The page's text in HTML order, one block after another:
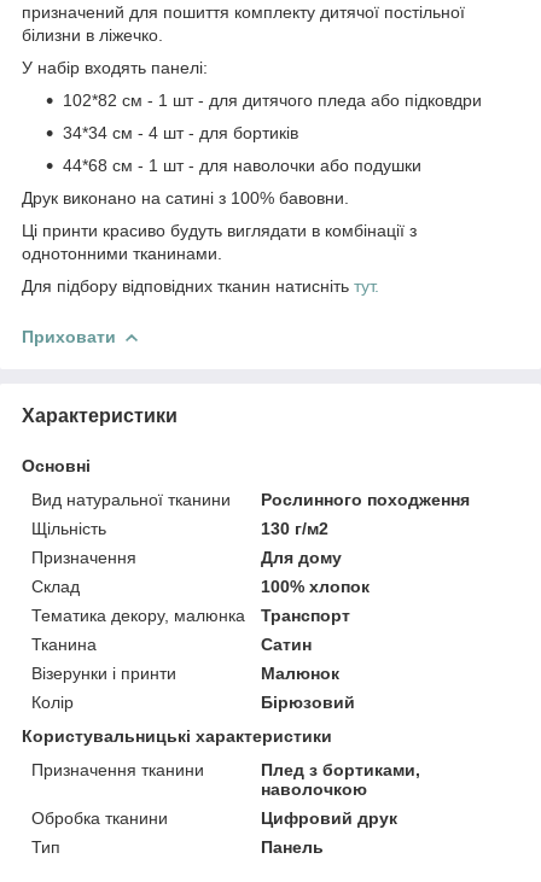
призначений для пошиття комплекту дитячої постільної
білизни в ліжечко.
У набір входять панелі:
102*82 см - 1 шт - для дитячого пледа або підковдри
34*34 см - 4 шт - для бортиків
44*68 см - 1 шт - для наволочки або подушки
Друк виконано на сатині з 100% бавовни.
Ці принти красиво будуть виглядати в комбінації з
однотонними тканинами.
Для підбору відповідних тканин натисніть тут.
Приховати
Характеристики
Основні
Вид натуральної тканини
Рослинного походження
Щільність
130 г/м2
Призначення
Для дому
Склад
100% хлопок
Тематика декору, малюнка
Транспорт
Тканина
Сатин
Візерунки і принти
Малюнок
Колір
Бірюзовий
Користувальницькі характеристики
Призначення тканини
Плед з бортиками,
наволочкою
Обробка тканини
Цифровий друк
Тип
Панель